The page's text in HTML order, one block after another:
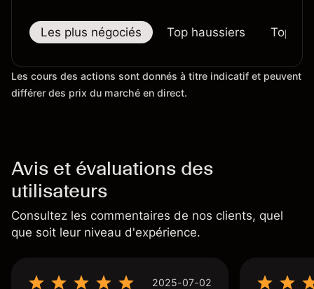
Les plus négociés Top haussiers Top
Les cours des actions sont donnés à titre indicatif et peuvent
différer des prix du marché en direct.
Avis et évaluations des
utilisateurs
Consultez les commentaires de nos clients, quel
que soit leur niveau d'expérience.
2025-07-02